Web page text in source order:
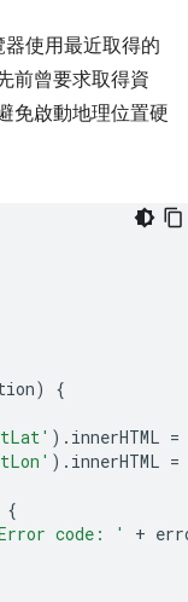
使用最近取得的
前曾要求取得資
免啟動地理位置硬
)
{
). innerHTML =
). innerHTML =
{
code: ' +